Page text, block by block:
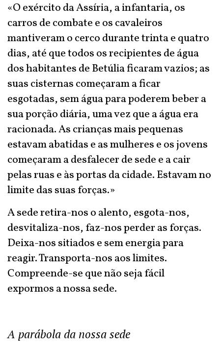
«O exército da Assíria, a infantaria, os
carros de combate e os cavaleiros
mantiveram o cerco durante trinta e quatro
dias, até que todos os recipientes de água
dos habitantes de Betúlia ficaram vazios; as
suas cisternas começaram a ficar
esgotadas, sem água para poderem beber a
sua porção diária, uma vez que a água era
racionada. As crianças mais pequenas
estavam abatidas e as mulheres e os jovens
começaram a desfalecer de sede e a cair
pelas ruas e às portas da cidade. Estavam no
limite das suas forças.»
A sede retira-nos o alento, esgota-nos,
desvitaliza-nos, faz-nos perder as forças.
Deixa-nos sitiados e sem energia para
reagir. Transporta-nos aos limites.
Compreende-se que não seja fácil
expormos a nossa sede.
A parábola da nossa sede